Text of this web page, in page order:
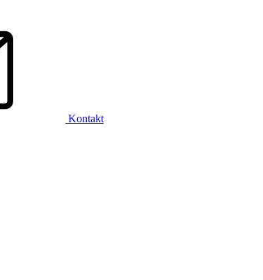
Kontakt